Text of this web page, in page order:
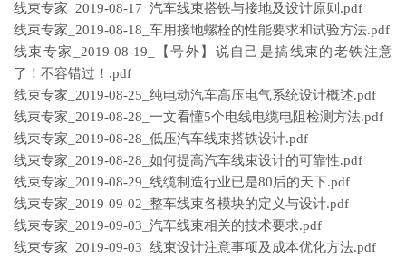
线束专家_2019-08-17_汽车线束搭铁与接地及设计原则.pdf
线束专家_2019-08-18_车用接地螺栓的性能要求和试验方法.pdf
线束专家_2019-08-19_【号外】说自己是搞线束的老铁注意
了！不容错过！.pdf
线束专家_2019-08-25_纯电动汽车高压电气系统设计概述.pdf
线束专家_2019-08-28_一文看懂5个电线电缆电阻检测方法.pdf
线束专家_2019-08-28_低压汽车线束搭铁设计.pdf
线束专家_2019-08-28_如何提高汽车线束设计的可靠性.pdf
线束专家_2019-08-29_线缆制造行业已是80后的天下.pdf
线束专家_2019-09-02_整车线束各模块的定义与设计.pdf
线束专家_2019-09-03_汽车线束相关的技术要求.pdf
线束专家_2019-09-03_线束设计注意事项及成本优化方法.pdf